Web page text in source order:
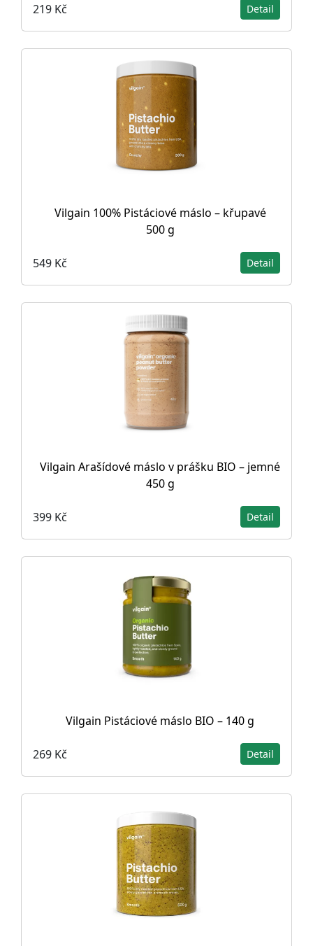
219 Kč Detail
Vilgain 100% Pistáciové máslo – křupavé
500 g
549 Kč Detail
Vilgain Arašídové máslo v prášku BIO – jemné
450 g
399 Kč Detail
Vilgain Pistáciové máslo BIO – 140 g
269 Kč Detail